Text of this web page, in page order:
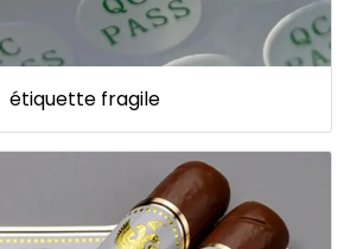
étiquette fragile